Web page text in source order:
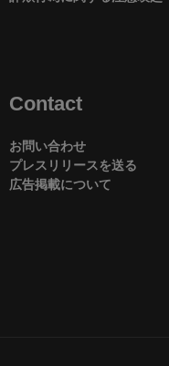
Contact
お問い合わせ
プレスリリースを送る
広告掲載について